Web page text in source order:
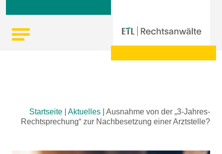
content
Startseite Aktuelles
Ausnahme von der „3-Jahres-
Rechtsprechung“ zur Nachbesetzung einer Arztstelle?